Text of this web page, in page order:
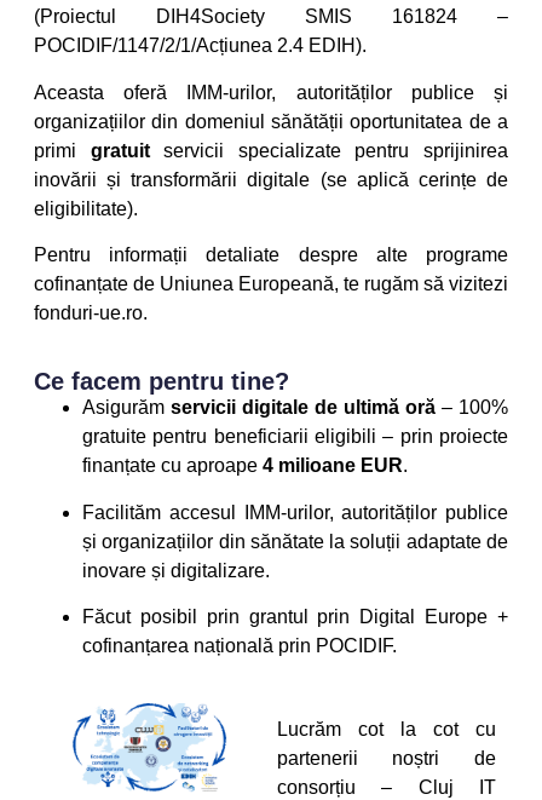
(Proiectul DIH4Society SMIS 161824 –
POCIDIF/1147/2/1/Acțiunea 2.4 EDIH).
Aceasta oferă IMM-urilor, autorităților publice și
organizațiilor din domeniul sănătății oportunitatea de a
primi gratuitservicii specializate pentru sprijinirea
inovării și transformării digitale (se aplică cerințe de
eligibilitate).
Pentru informații detaliate despre alte programe
cofinanțate de Uniunea Europeană, te rugăm să vizitezi
fonduri-ue.ro.
Ce facem pentru tine?
Asigurăm servicii digitale de ultimă oră – 100%
gratuite pentru beneficiarii eligibili – prin proiecte
finanțate cu aproape 4 milioane EUR.
Facilităm accesul IMM-urilor, autorităților publice
și organizațiilor din sănătate la soluții adaptate de
inovare și digitalizare.
Făcut posibil prin grantul prin Digital Europe +
cofinanțarea națională prin POCIDIF.
Lucrăm cot la cot cu
partenerii noștri de
consorțiu – Cluj IT